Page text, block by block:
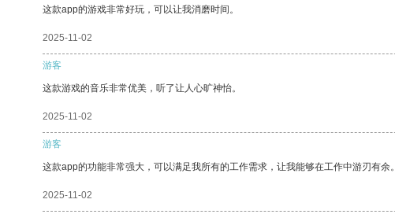
这款app的游戏非常好玩，可以让我消磨时间。
2025-11-02
游客
这款游戏的音乐非常优美，听了让人心旷神怡。
2025-11-02
游客
这款app的功能非常强大，可以满足我所有的工作需求，让我能够在工作中游刃有余。
2025-11-02